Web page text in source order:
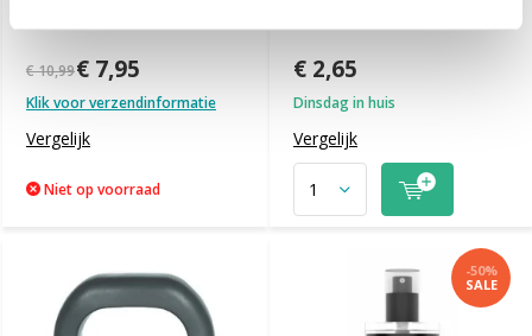
€ 10,99€ 7,95
Klik voor verzendinformatie
Vergelijk
Niet op voorraad
€ 2,65
Dinsdag in huis
Vergelijk
-50%
SALE